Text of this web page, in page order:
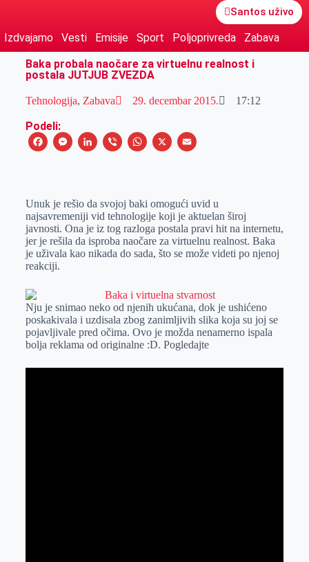
Santos uživo
Izdvajamo Vesti Emisije Sport Poljoprivreda
Zabava
Baka probala naočare za virtuelnu realnost i
postala JUTJUB ZVEZDA
Tehnologija, Zabava 29. decembar 2015. 17:12
Podeli:
F
e
b
o
o
M
s
e
n
g
L
k
e
d
I
V
e
r
W
t
s
A
p
X
E
i
l
Unuk je rešio da svojoj baki omogući uvid u
najsavremeniji vid tehnologije koji je aktuelan široj
javnosti. Ona je iz tog razloga postala pravi hit na internetu,
jer je rešila da isproba naočare za virtuelnu realnost. Baka
je uživala kao nikada do sada, što se može videti po njenoj
reakciji.
Nju je snimao neko od njenih ukućana, dok je ushićeno
poskakivala i uzdisala zbog zanimljivih slika koja su joj se
pojavljivale pred očima. Ovo je možda nenamerno ispala
bolja reklama od originalne :D. Pogledajte